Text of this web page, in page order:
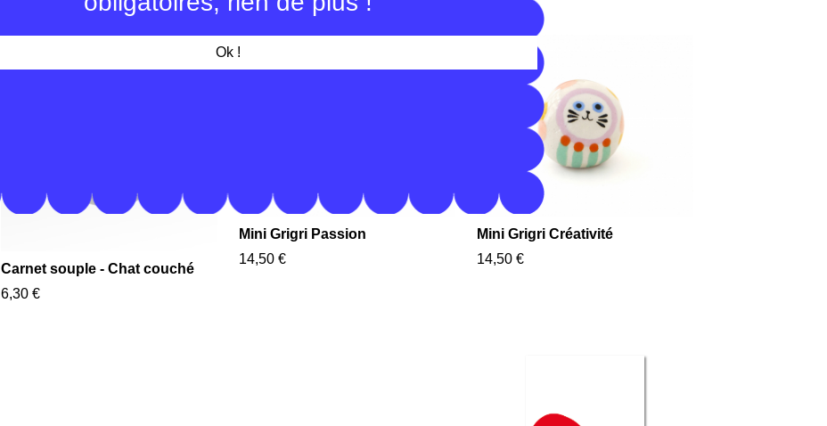
Ok !
Carnet souple - Chat couché
6,30 €
Mini Grigri Passion
14,50 €
Mini Grigri Créativité
14,50 €